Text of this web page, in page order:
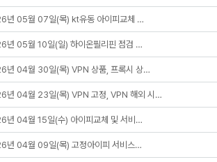
년 05월 07일(목) kt유동 아이피교체 …
년 05월 10일(일) 하이온필리핀 점검 …
년 04월 30일(목) VPN 상품, 프록시 상…
년 04월 23일(목) VPN 고정, VPN 해외 시…
년 04월 15일(수) 아이피교체 및 서비…
년 04월 09일(목) 고정아이피 서비스…